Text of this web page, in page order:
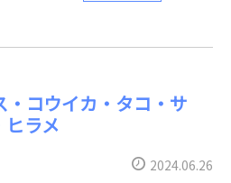
・コウイカ・タコ・サ
ラメ
2024.06.26